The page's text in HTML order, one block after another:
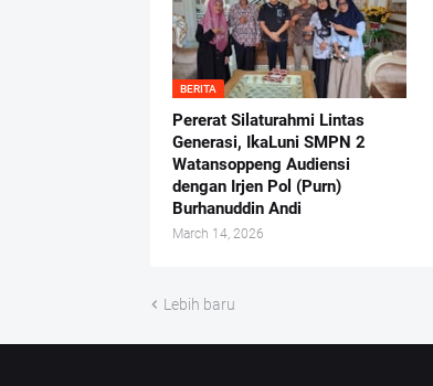
BERITA
Pererat Silaturahmi Lintas
Generasi, IkaLuni SMPN 2
Watansoppeng Audiensi
dengan Irjen Pol (Purn)
Burhanuddin Andi
March 14, 2026
Lebih baru